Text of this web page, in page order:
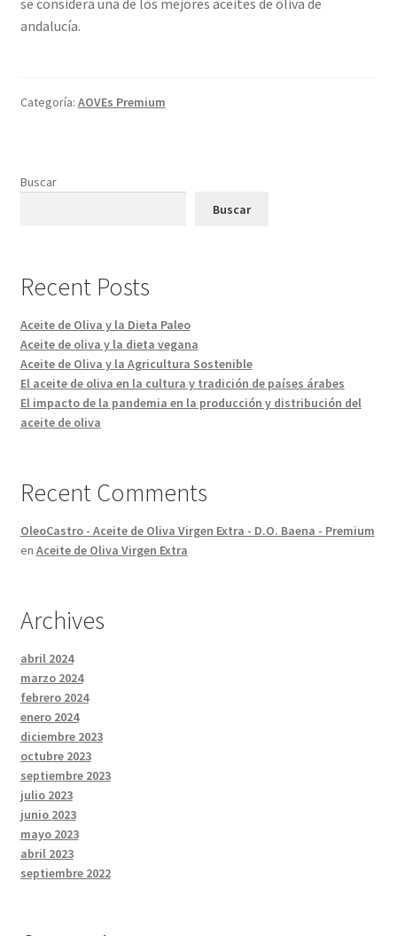
se considera una de los mejores aceites de oliva de
andalucía.
Categoría: AOVEs Premium
Buscar
Buscar
Recent Posts
Aceite de Oliva y la Dieta Paleo
Aceite de oliva y la dieta vegana
Aceite de Oliva y la Agricultura Sostenible
El aceite de oliva en la cultura y tradición de países árabes
El impacto de la pandemia en la producción y distribución del
aceite de oliva
Recent Comments
OleoCastro - Aceite de Oliva Virgen Extra - D.O. Baena - Premium
en Aceite de Oliva Virgen Extra
Archives
abril 2024
marzo 2024
febrero 2024
enero 2024
diciembre 2023
octubre 2023
septiembre 2023
julio 2023
junio 2023
mayo 2023
abril 2023
septiembre 2022